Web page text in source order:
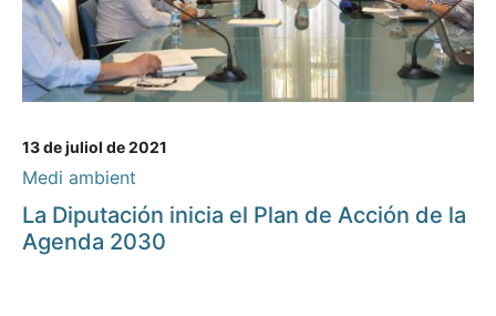
13 de juliol de 2021
Medi ambient
La Diputación inicia el Plan de Acción de la
Agenda 2030